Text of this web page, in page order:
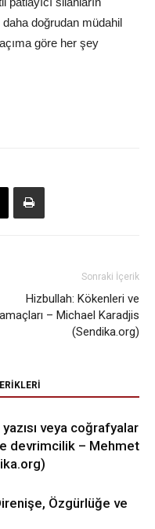
daha doğrudan müdahil
göre her şey
Sonraki İçerik
Hizbullah: Kökenleri ve
amaçları – Michael Karadjis
(Sendika.org)
veya coğrafyalar
devrimcilik – Mehmet
Özgürlüğe ve